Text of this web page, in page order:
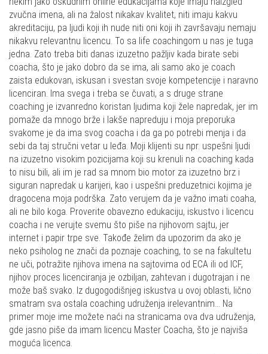
zvučna imena, ali na žalost nikakav kvalitet, niti imaju kakvu
akreditaciju, pa ljudi koji ih nude niti oni koji ih završavaju nemaju
nikakvu relevantnu licencu. To sa life coachingom u nas je tuga
jedna. Zato treba biti danas izuzetno pažljiv kada birate sebi
coacha, što je jako dobro da se ima, ali samo ako je coach
zaista edukovan, iskusan i svestan svoje kompetencije i naravno
licenciran. Ima svega i treba se čuvati, a s druge strane
coaching je izvanredno koristan ljudima koji žele napredak, jer im
pomaže da mnogo brže i lakše napreduju i moja preporuka
svakome je da ima svog coacha i da ga po potrebi menja i da
sebi da taj stručni vetar u leđa. Moji klijenti su npr. uspešni ljudi
na izuzetno visokim pozicijama koji su krenuli na coaching kada
to nisu bili, ali im je rad sa mnom bio motor za izuzetno brz i
siguran napredak u karijeri, kao i uspešni preduzetnici kojima je
dragocena moja podrška. Zato verujem da je važno imati coaha,
ali ne bilo koga. Proverite obavezno edukaciju, iskustvo i licencu
coacha i ne verujte svemu što piše na njihovom sajtu, jer
internet i papir trpe sve. Takođe želim da upozorim da ako je
neko psiholog ne znači da poznaje coaching, to se na fakultetu
ne uči, potražite njihova imena na sajtovima od ECA ili od ICF,
njihov proces licenciranja je ozbiljan, zahtevan i dugotrajan i ne
može baš svako. Iz dugogodišnjeg iskustva u ovoj oblasti, lično
smatram sva ostala coaching udruženja irelevantnim… Na
primer moje ime možete naći na stranicama ova dva udruženja,
gde jasno piše da imam licencu Master Coacha, što je najviša
moguća licenca.